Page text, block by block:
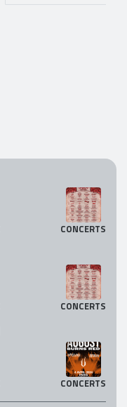
CONCERTS
CONCERTS
CONCERTS